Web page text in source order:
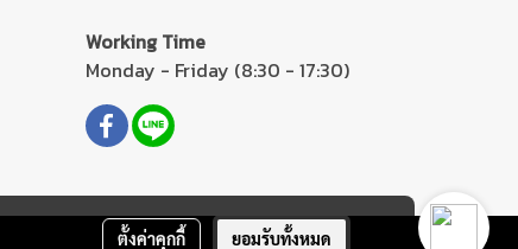
Working Time
Monday - Friday (8:30 - 17:30)
ตั้งค่าคุกกี้ ยอมรับทั้งหมด